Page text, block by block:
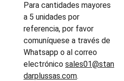
Para cantidades mayores
a 5 unidades por
referencia, por favor
comuníquese a través de
Whatsapp o al correo
electrónico sales01@stan
darplussas.com.